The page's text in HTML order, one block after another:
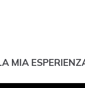
MIA